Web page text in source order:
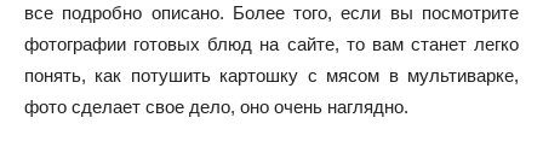
все подробно описано. Более того, если вы посмотрите
фотографии готовых блюд на сайте, то вам станет легко
понять, как потушить картошку с мясом в мультиварке,
фото сделает свое дело, оно очень наглядно.